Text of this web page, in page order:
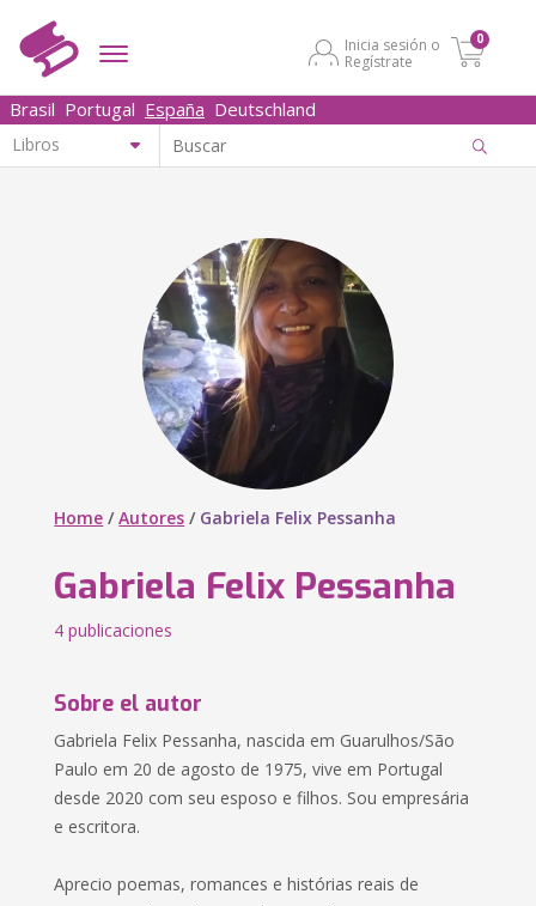
Inicia sesión o
Regístrate
0
Brasil Portugal España Deutschland
Home /Autores / Gabriela Felix Pessanha
Gabriela Felix Pessanha
4 publicaciones
Sobre el autor
Gabriela Felix Pessanha, nascida em Guarulhos/São
Paulo em 20 de agosto de 1975, vive em Portugal
desde 2020 com seu esposo e filhos. Sou empresária
e escritora.
Aprecio poemas, romances e histórias reais de